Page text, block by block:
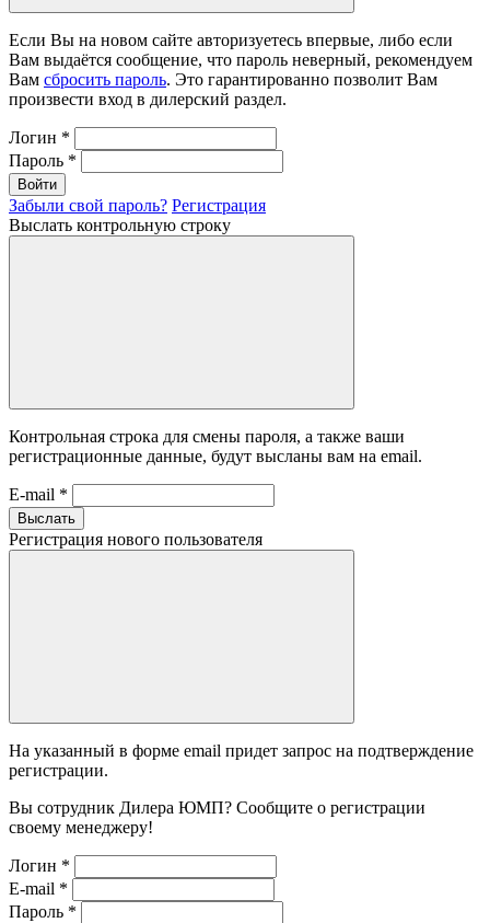
Если Вы на новом сайте авторизуетесь впервые, либо если
Вам выдаётся сообщение, что пароль неверный, рекомендуем
Вам сбросить пароль. Это гарантированно позволит Вам
произвести вход в дилерский раздел.
Логин *
Пароль *
Войти
Забыли свой пароль? Регистрация
Выслать контрольную строку
Контрольная строка для смены пароля, а также ваши
регистрационные данные, будут высланы вам на email.
E-mail *
Выслать
Регистрация нового пользователя
На указанный в форме email придет запрос на подтверждение
регистрации.
Вы сотрудник Дилера ЮМП? Сообщите о регистрации
своему менеджеру!
Логин *
E-mail *
Пароль *